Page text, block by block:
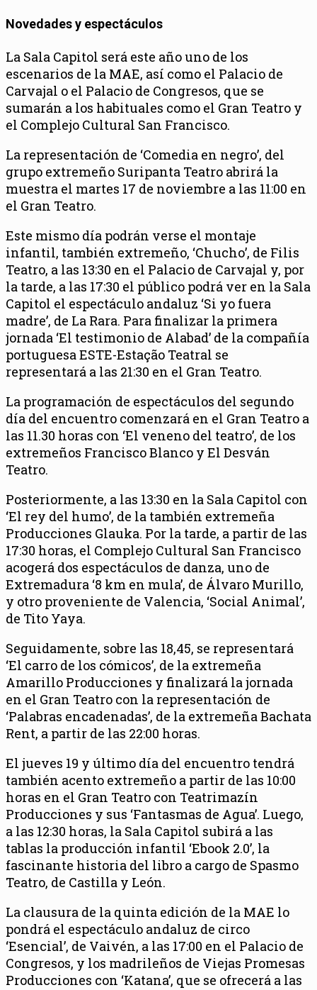
Novedades y espectáculos
La Sala Capitol será este año uno de los
escenarios de la MAE, así como el Palacio de
Carvajal o el Palacio de Congresos, que se
sumarán a los habituales como el Gran Teatro y
el Complejo Cultural San Francisco.
La representación de ‘Comedia en negro’, del
grupo extremeño Suripanta Teatro abrirá la
muestra el martes 17 de noviembre a las 11:00 en
el Gran Teatro.
Este mismo día podrán verse el montaje
infantil, también extremeño, ‘Chucho’, de Filis
Teatro, a las 13:30 en el Palacio de Carvajal y, por
la tarde, a las 17:30 el público podrá ver en la Sala
Capitol el espectáculo andaluz ‘Si yo fuera
madre’, de La Rara. Para finalizar la primera
jornada ‘El testimonio de Alabad’ de la compañía
portuguesa ESTE-Estação Teatral se
representará a las 21:30 en el Gran Teatro.
La programación de espectáculos del segundo
día del encuentro comenzará en el Gran Teatro a
las 11.30 horas con ‘El veneno del teatro’, de los
extremeños Francisco Blanco y El Desván
Teatro.
Posteriormente, a las 13:30 en la Sala Capitol con
‘El rey del humo’, de la también extremeña
Producciones Glauka. Por la tarde, a partir de las
17:30 horas, el Complejo Cultural San Francisco
acogerá dos espectáculos de danza, uno de
Extremadura ‘8 km en mula’, de Álvaro Murillo,
y otro proveniente de Valencia, ‘Social Animal’,
de Tito Yaya.
Seguidamente, sobre las 18,45, se representará
‘El carro de los cómicos’, de la extremeña
Amarillo Producciones y finalizará la jornada
en el Gran Teatro con la representación de
‘Palabras encadenadas’, de la extremeña Bachata
Rent, a partir de las 22:00 horas.
El jueves 19 y último día del encuentro tendrá
también acento extremeño a partir de las 10:00
horas en el Gran Teatro con Teatrimazín
Producciones y sus ‘Fantasmas de Agua’. Luego,
a las 12:30 horas, la Sala Capitol subirá a las
tablas la producción infantil ‘Ebook 2.0’, la
fascinante historia del libro a cargo de Spasmo
Teatro, de Castilla y León.
La clausura de la quinta edición de la MAE lo
pondrá el espectáculo andaluz de circo
‘Esencial’, de Vaivén, a las 17:00 en el Palacio de
Congresos, y los madrileños de Viejas Promesas
Producciones con ‘Katana’, que se ofrecerá a las